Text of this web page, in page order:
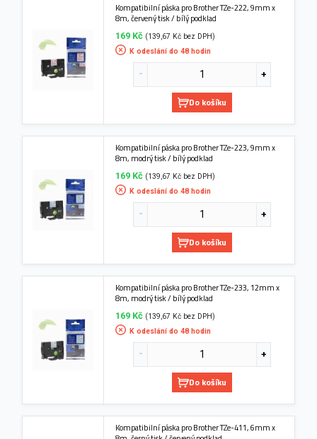
Kompatibilní páska pro Brother TZe-222, 9mm x
8m, červený tisk / bílý podklad
169 Kč (139,67 Kč bez DPH)
K odeslání do 48 hodin
Do košíku
Kompatibilní páska pro Brother TZe-223, 9mm x
8m, modrý tisk / bílý podklad
169 Kč (139,67 Kč bez DPH)
K odeslání do 48 hodin
Do košíku
Kompatibilní páska pro Brother TZe-233, 12mm x
8m, modrý tisk / bílý podklad
169 Kč (139,67 Kč bez DPH)
K odeslání do 48 hodin
Do košíku
Kompatibilní páska pro Brother TZe-411, 6mm x